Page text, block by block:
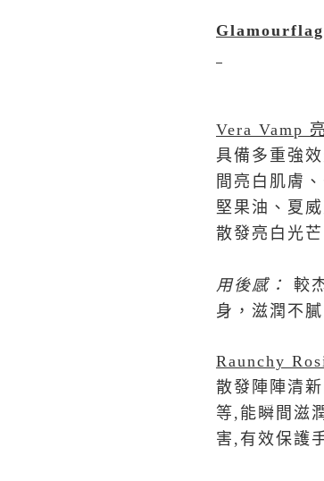
Vera Vamp
具備多重強
間亮白肌膚
堅果油、夏
散發亮白光
用後感：
較
身，滋潤不膩
Raunchy
散發陣陣清
等,能瞬間滋
害,有效保護